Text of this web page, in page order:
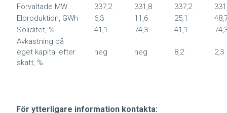
Förvaltade MW
337,2 331,8 337,2
Elproduktion, GWh
6,3 11,6 25,1
Soliditet, %
41,1 74,3 41,1
Avkastning på
eget kapital efter
skatt, %
neg neg 8,2 2,3
För ytterligare information kontakta: